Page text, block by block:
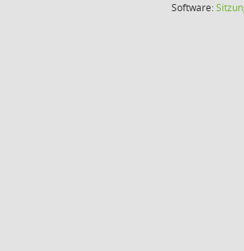
Software: